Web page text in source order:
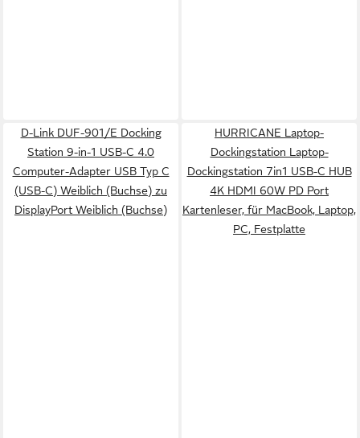
D-Link DUF-901/E Docking
Station 9-in-1 USB-C 4.0
Computer-Adapter USB Typ C
(USB-C) Weiblich (Buchse) zu
DisplayPort Weiblich (Buchse)
HURRICANE Laptop-
Dockingstation Laptop-
Dockingstation 7in1 USB-C HUB
4K HDMI 60W PD Port
Kartenleser, für MacBook, Laptop,
PC, Festplatte